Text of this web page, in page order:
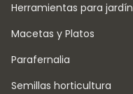
Herramientas para jardín
Macetas y Platos
Parafernalia
Semillas horticultura